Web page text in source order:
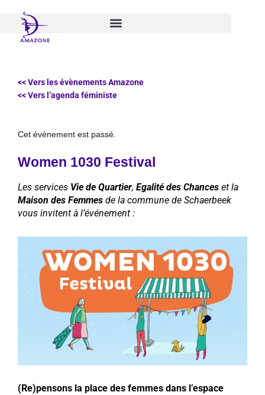
contenu
<< Vers les évènements Amazone
<< Vers l’agenda féministe
Cet évènement est passé.
Women 1030 Festival
Les services Vie de Quartier, Egalité des Chances et la
Maison des Femmes de la commune de Schaerbeek
vous invitent à l’événement :
(Re)pensons la place des femmes dans l’espace